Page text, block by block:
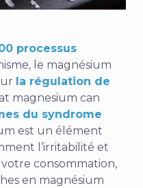
processus
le magnésium
la régulation de
magnesium can
du syndrome
est un élément
l’irritabilité et
consommation,
en magnésium